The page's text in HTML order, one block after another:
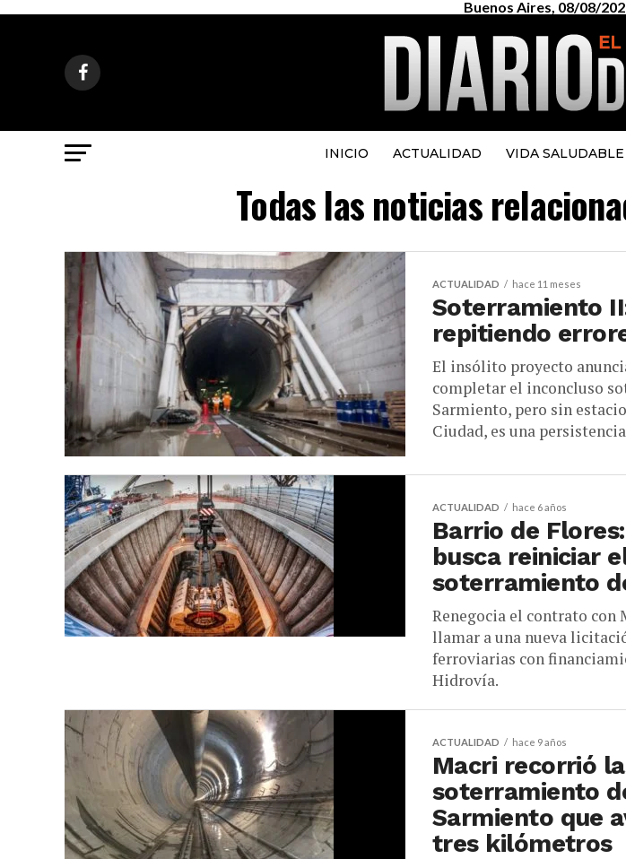
Buenos Aires, 08/08/
INICIO ACTUALIDAD VIDA SALUDABLE
Todas las noticias
ACTUALIDAD hace 11 meses
Soterramiento
repitiendo
El insólito proyecto
completar el inconcluso
Sarmiento, pero sin
Ciudad, es una
ACTUALIDAD hace 6 años
Barrio de
busca reiniciar
soterramiento
Renegocia el contrato
llamar a una nueva
ferroviarias con
Hidrovía.
ACTUALIDAD hace 9 años
Macri recorrió
soterramiento
Sarmiento que
tres kilómetros